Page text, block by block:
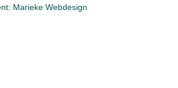
Marieke Webdesign